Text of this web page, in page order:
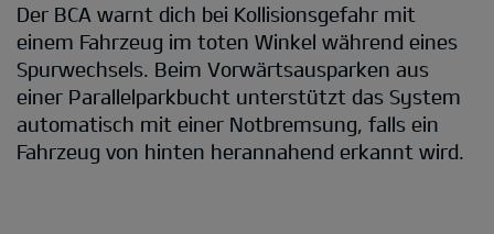
Der BCA warnt dich bei Kollisionsgefahr mit
einem Fahrzeug im toten Winkel während eines
Spurwechsels. Beim Vorwärtsausparken aus
einer Parallelparkbucht unterstützt das System
automatisch mit einer Notbremsung, falls ein
Fahrzeug von hinten herannahend erkannt wird.